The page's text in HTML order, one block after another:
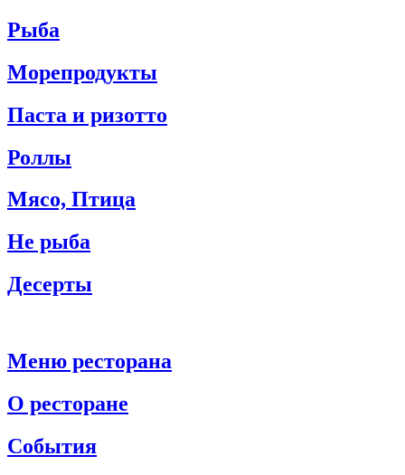
Рыба
Морепродукты
Паста и ризотто
Роллы
Мясо, Птица
Не рыба
Десерты
Меню ресторана
О ресторане
События